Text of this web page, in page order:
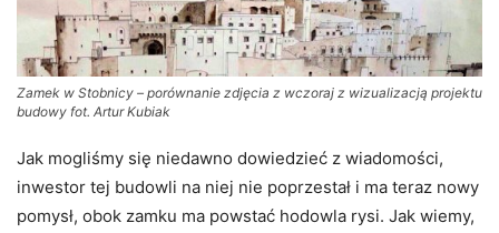
Zamek w Stobnicy – porównanie zdjęcia z wczoraj z wizualizacją projektu
budowy fot. Artur Kubiak
Jak mogliśmy się niedawno dowiedzieć z wiadomości,
inwestor tej budowli na niej nie poprzestał i ma teraz nowy
pomysł, obok zamku ma powstać hodowla rysi. Jak wiemy,